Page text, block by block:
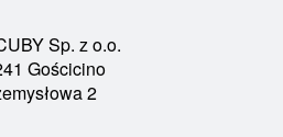
Sp. z o.o.
Gościcino
2